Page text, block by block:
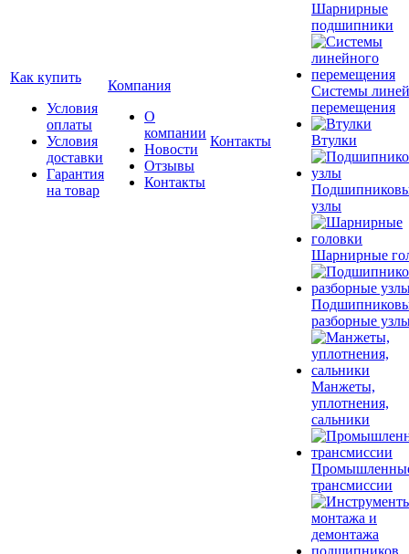
Как купить
Условия
оплаты
Условия
доставки
Гарантия
на товар
Компания
О
компании
Новости
Отзывы
Контакты
Контакты
Шарнирные
подшипники
Системы
перемещения
Втулки
узлы
Шарнирные
разборные
Манжеты,
уплотнения,
сальники
трансмиссии